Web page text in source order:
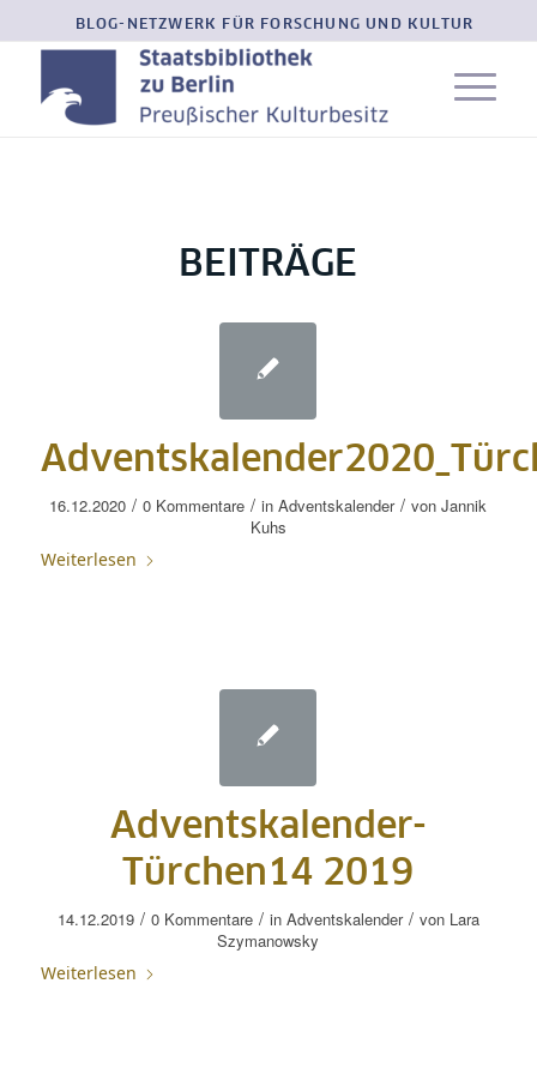
BLOG-NETZWERK FÜR FORSCHUNG UND KULTUR
BEITRÄGE
16.12.2020 / 0 Kommentare / inAdventskalender / vonJannik
Kuhs
Weiterlesen
Adventskalender-
Türchen14 2019
14.12.2019 / 0 Kommentare / in Adventskalender / von Lara
Szymanowsky
Weiterlesen